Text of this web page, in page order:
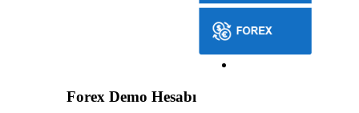
Forex Demo Hesabı